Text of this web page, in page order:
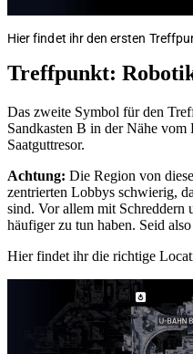
Hier findet ihr den ersten
Treffpunkt:
Das zweite Symbol für den
Sandkasten B in der Nähe
Saatguttresor.
Achtung: Die Region von
zentrierten Lobbys schwierig,
sind. Vor allem mit Schreddern
häufiger zu tun haben. Seid
Hier findet ihr die richtige